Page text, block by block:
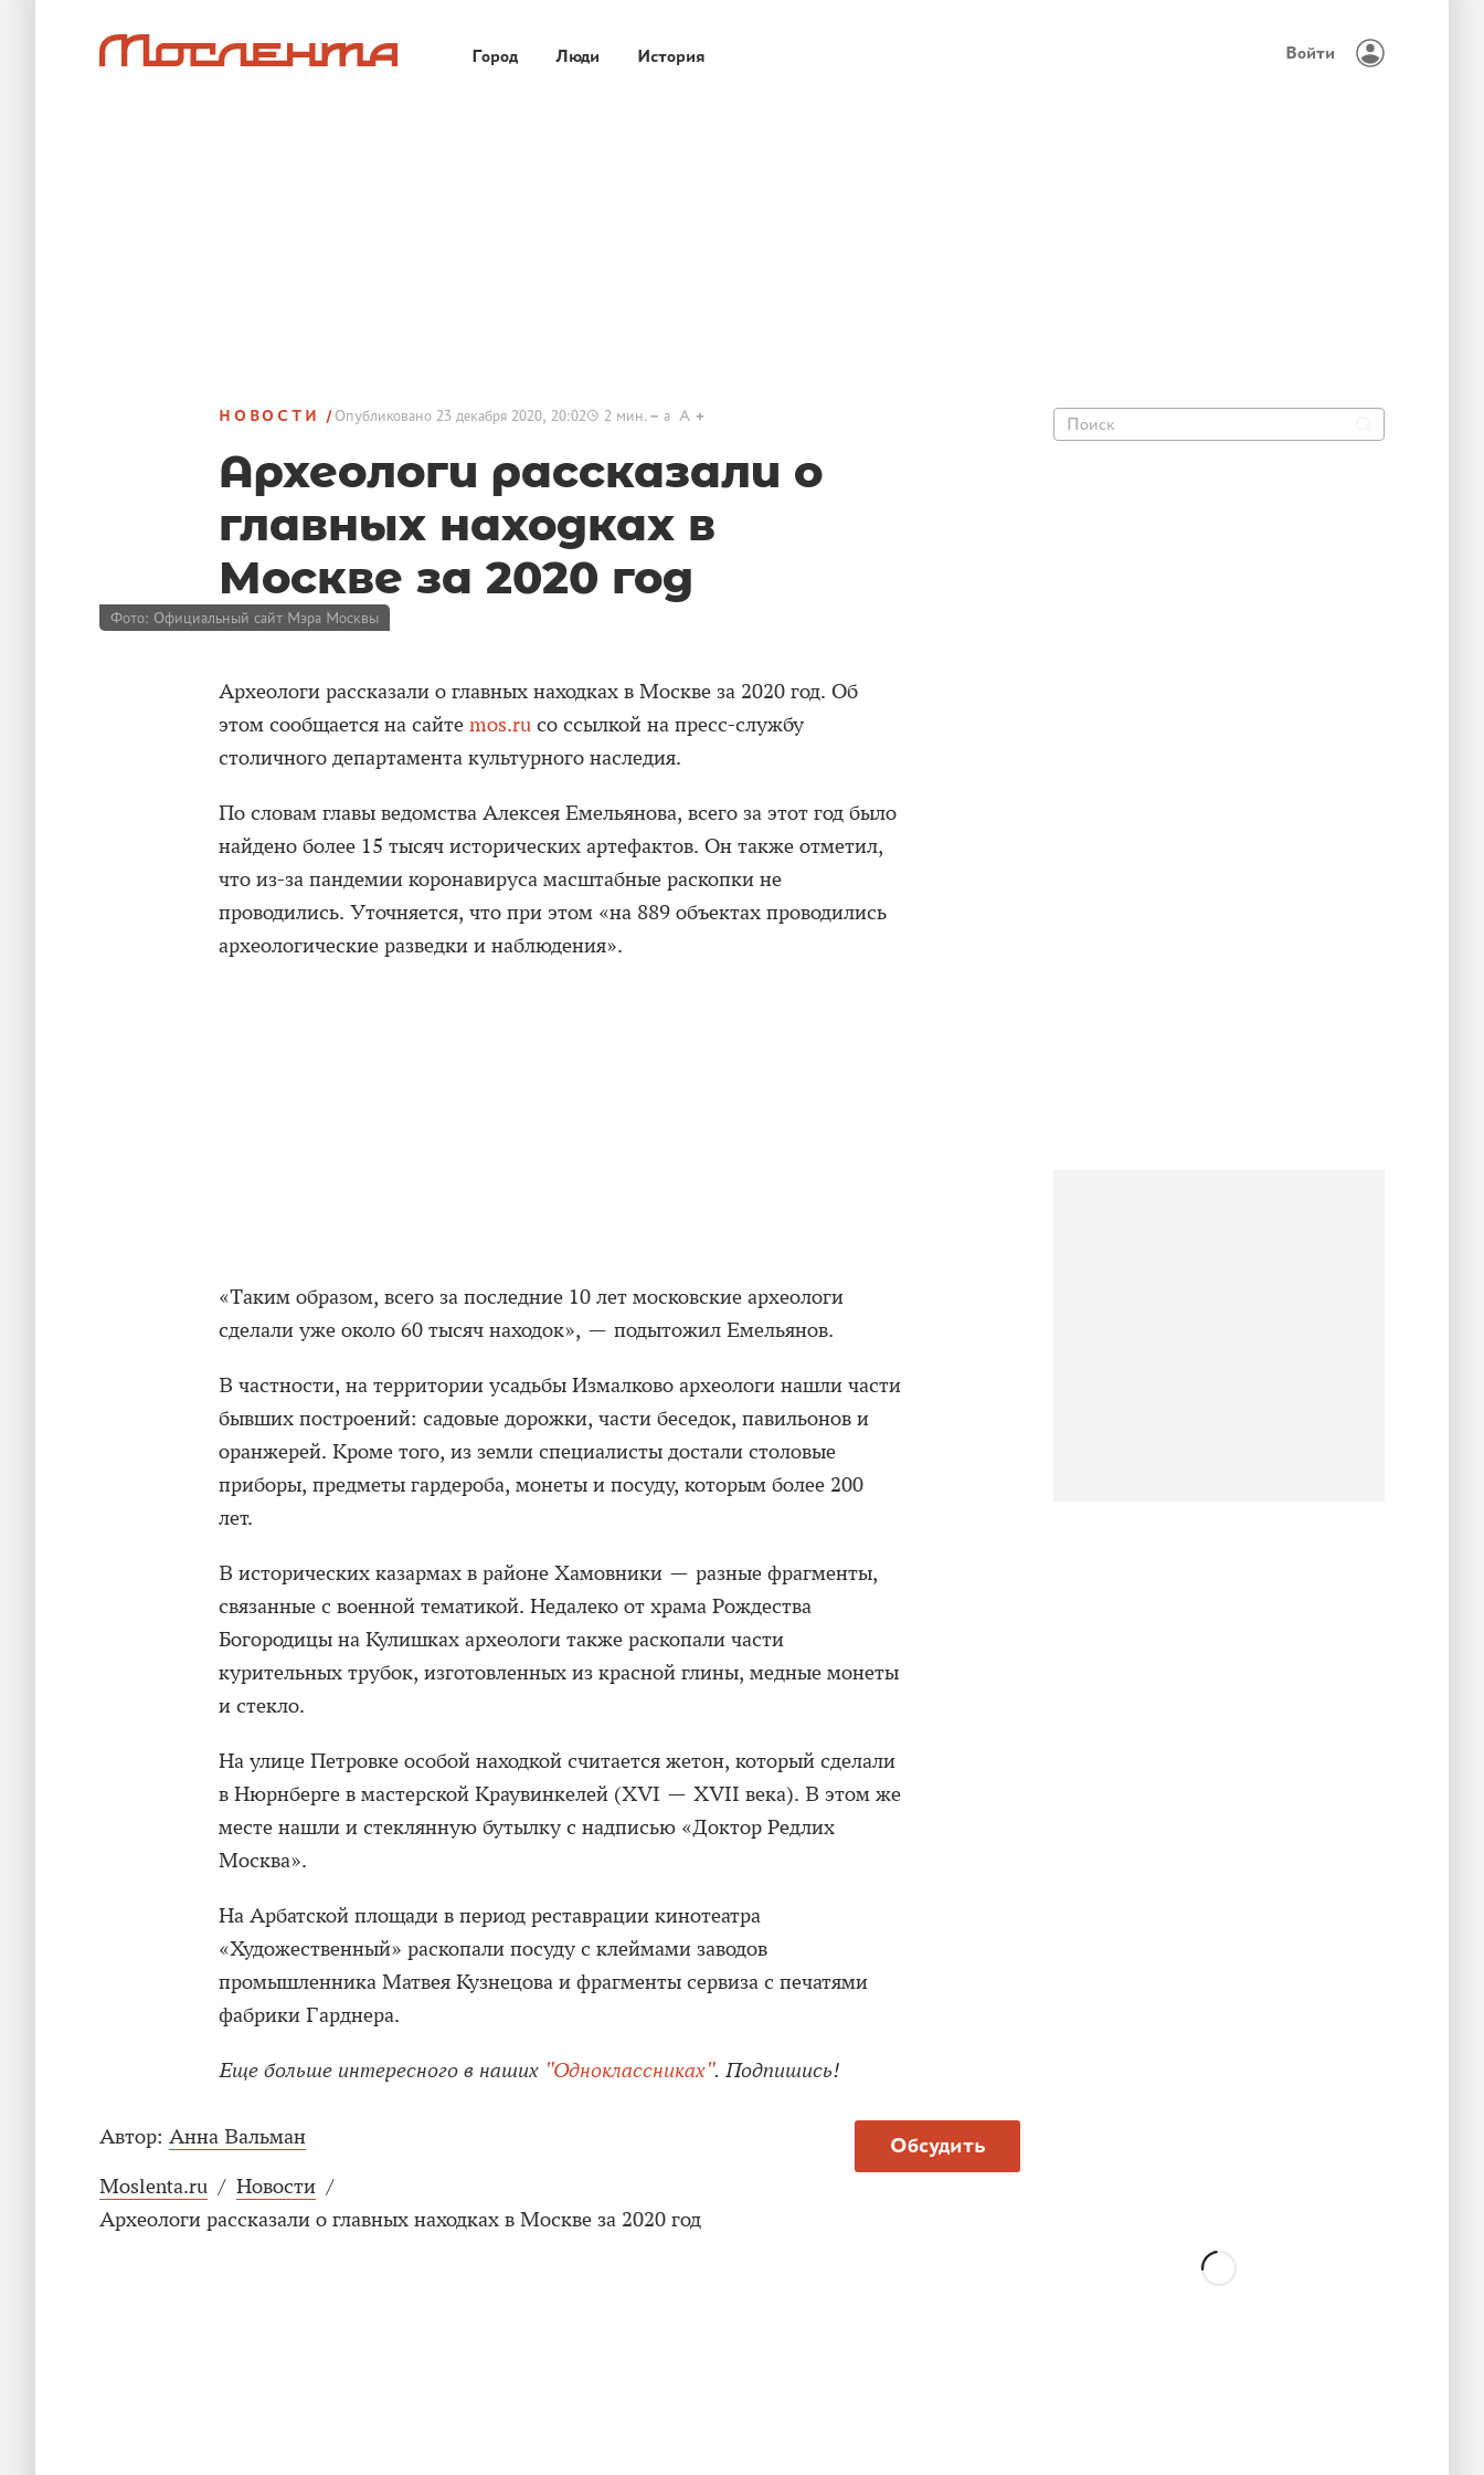
Город Люди История Войти
НОВОСТИ Опубликовано 23 декабря 2020, 20:02 2 мин. a A
Археологи рассказали о
главных находках в
Москве за 2020 год
Фото: Официальный сайт Мэра Москвы
Археологи рассказали о главных находках в Москве за 2020 год. Об
этом сообщается на сайте mos.ru со ссылкой на пресс-службу
столичного департамента культурного наследия.
По словам главы ведомства Алексея Емельянова, всего за этот год было
найдено более 15 тысяч исторических артефактов. Он также отметил,
что из-за пандемии коронавируса масштабные раскопки не
проводились. Уточняется, что при этом «на 889 объектах проводились
археологические разведки и наблюдения».
«Таким образом, всего за последние 10 лет московские археологи
сделали уже около 60 тысяч находок», — подытожил Емельянов.
В частности, на территории усадьбы Измалково археологи нашли части
бывших построений: садовые дорожки, части беседок, павильонов и
оранжерей. Кроме того, из земли специалисты достали столовые
приборы, предметы гардероба, монеты и посуду, которым более 200
лет.
В исторических казармах в районе Хамовники — разные фрагменты,
связанные с военной тематикой. Недалеко от храма Рождества
Богородицы на Кулишках археологи также раскопали части
курительных трубок, изготовленных из красной глины, медные монеты
и стекло.
На улице Петровке особой находкой считается жетон, который сделали
в Нюрнберге в мастерской Краувинкелей (XVI — XVII века). В этом же
месте нашли и стеклянную бутылку с надписью «Доктор Редлих
Москва».
На Арбатской площади в период реставрации кинотеатра
«Художественный» раскопали посуду с клеймами заводов
промышленника Матвея Кузнецова и фрагменты сервиза с печатями
фабрики Гарднера.
Еще больше интересного в наших "Одноклассниках". Подпишись!
Обсудить
Автор: Анна Вальман
Moslenta.ru / Новости /
Археологи рассказали о главных находках в Москве за 2020 год